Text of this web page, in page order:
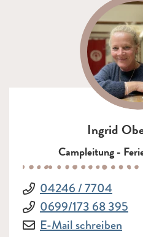
Ingrid
Campleitung -
Telefon:
04246 / 7704
Telefon:
0699/173 68 395
E-Mail:
E-Mail schreiben